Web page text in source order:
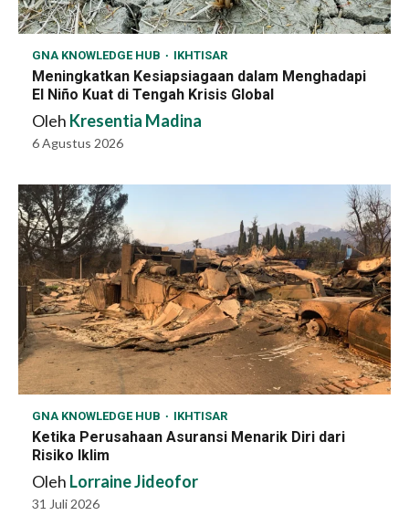
GNA KNOWLEDGE HUB IKHTISAR
Meningkatkan Kesiapsiagaan dalam Menghadapi
El Niño Kuat di Tengah Krisis Global
Oleh Kresentia Madina
6 Agustus 2026
GNA KNOWLEDGE HUB IKHTISAR
Ketika Perusahaan Asuransi Menarik Diri dari
Risiko Iklim
Oleh Lorraine Jideofor
31 Juli 2026